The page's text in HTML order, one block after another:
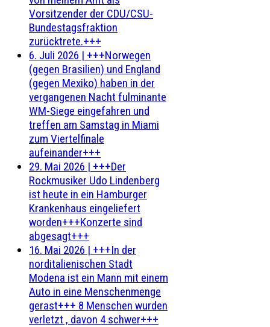
Vorsitzender der CDU/CSU-
Bundestagsfraktion
zurücktrete.+++
6. Juli 2026 | +++Norwegen
(gegen Brasilien) und England
(gegen Mexiko) haben in der
vergangenen Nacht fulminante
WM-Siege eingefahren und
treffen am Samstag in Miami
zum Viertelfinale
aufeinander+++
29. Mai 2026 | +++Der
Rockmusiker Udo Lindenberg
ist heute in ein Hamburger
Krankenhaus eingeliefert
worden+++Konzerte sind
abgesagt+++
16. Mai 2026 | +++In der
norditalienischen Stadt
Modena ist ein Mann mit einem
Auto in eine Menschenmenge
gerast+++ 8 Menschen wurden
verletzt , davon 4 schwer+++